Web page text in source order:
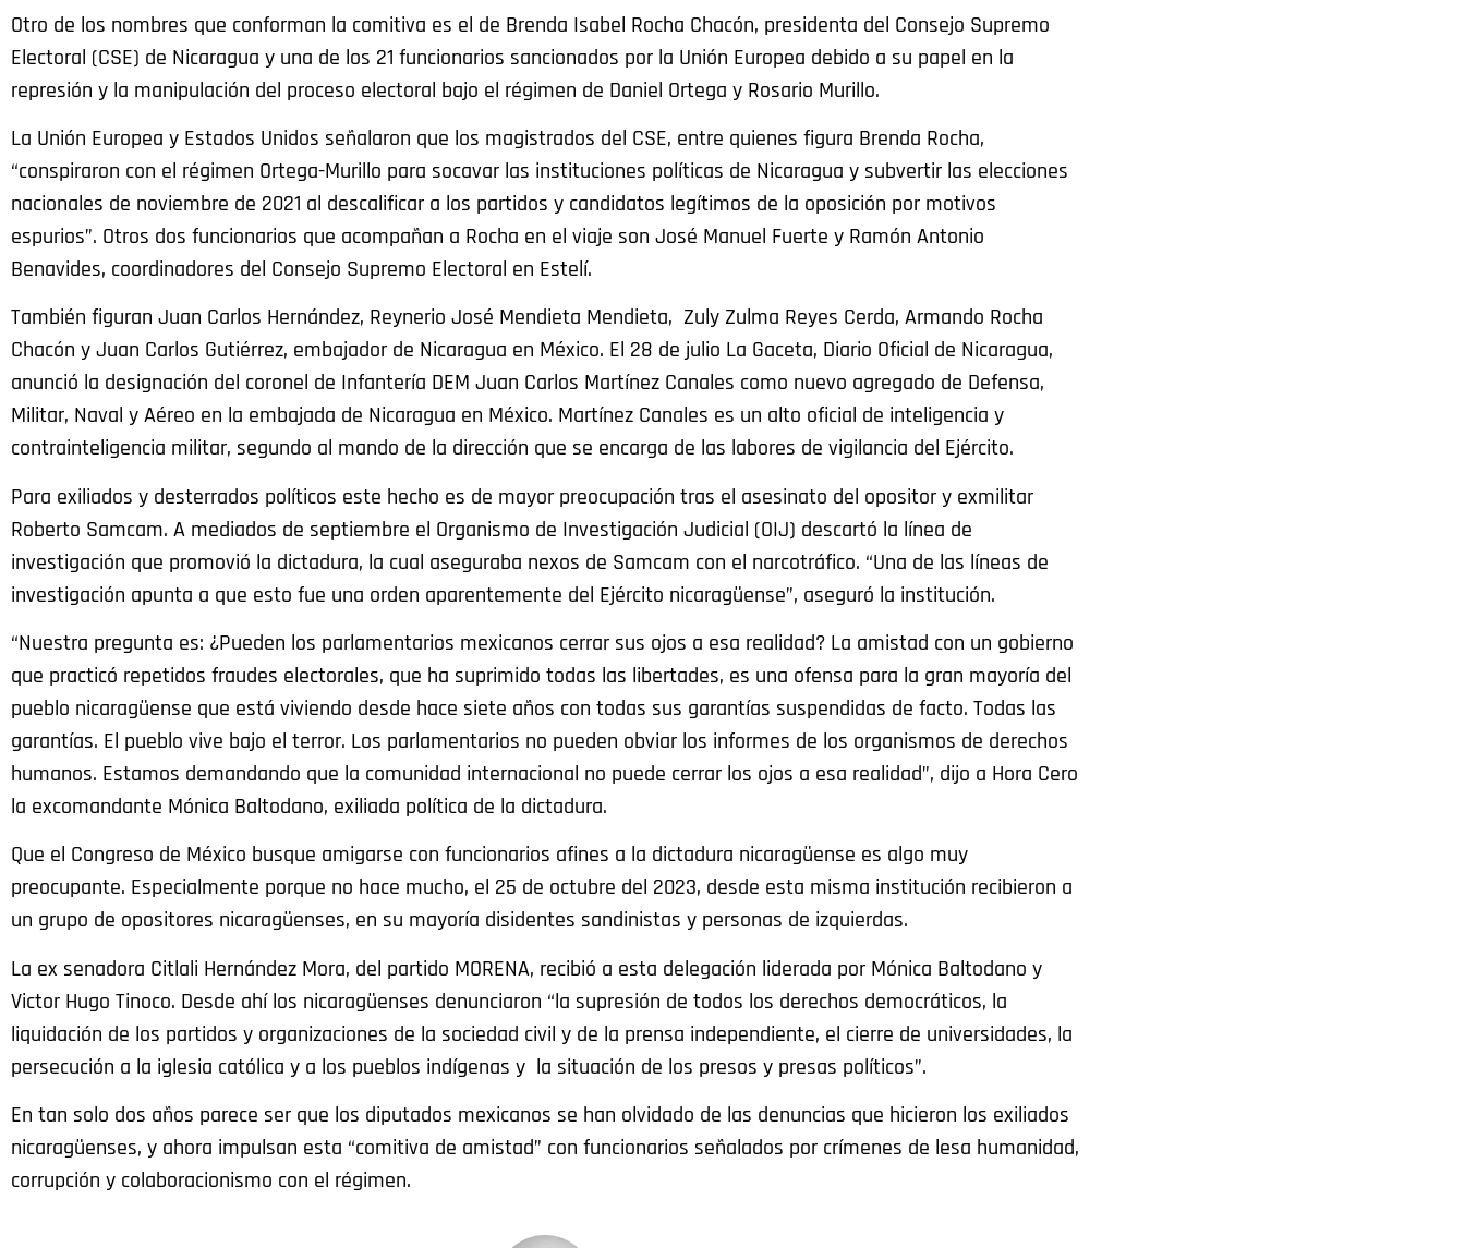
Otro de los nombres que conforman la comitiva es el de Brenda Isabel Rocha Chacón, presidenta del Consejo Supremo
Electoral (CSE) de Nicaragua y una de los 21 funcionarios sancionados por la Unión Europea debido a su papel en la
represión y la manipulación del proceso electoral bajo el régimen de Daniel Ortega y Rosario Murillo.
La Unión Europea y Estados Unidos señalaron que los magistrados del CSE, entre quienes figura Brenda Rocha,
“conspiraron con el régimen Ortega-Murillo para socavar las instituciones políticas de Nicaragua y subvertir las elecciones
nacionales de noviembre de 2021 al descalificar a los partidos y candidatos legítimos de la oposición por motivos
espurios”. Otros dos funcionarios que acompañan a Rocha en el viaje son José Manuel Fuerte y Ramón Antonio
Benavides, coordinadores del Consejo Supremo Electoral en Estelí.
También figuran Juan Carlos Hernández, Reynerio José Mendieta Mendieta, Zuly Zulma Reyes Cerda, Armando Rocha
Chacón y Juan Carlos Gutiérrez, embajador de Nicaragua en México. El 28 de julio La Gaceta, Diario Oficial de Nicaragua,
anunció la designación del coronel de Infantería DEM Juan Carlos Martínez Canales como nuevo agregado de Defensa,
Militar, Naval y Aéreo en la embajada de Nicaragua en México. Martínez Canales es un alto oficial de inteligencia y
contrainteligencia militar, segundo al mando de la dirección que se encarga de las labores de vigilancia del Ejército.
Para exiliados y desterrados políticos este hecho es de mayor preocupación tras el asesinato del opositor y exmilitar
Roberto Samcam. A mediados de septiembre el Organismo de Investigación Judicial (OIJ) descartó la línea de
investigación que promovió la dictadura, la cual aseguraba nexos de Samcam con el narcotráfico. “Una de las líneas de
investigación apunta a que esto fue una orden aparentemente del Ejército nicaragüense”, aseguró la institución.
“Nuestra pregunta es: ¿Pueden los parlamentarios mexicanos cerrar sus ojos a esa realidad? La amistad con un gobierno
que practicó repetidos fraudes electorales, que ha suprimido todas las libertades, es una ofensa para la gran mayoría del
pueblo nicaragüense que está viviendo desde hace siete años con todas sus garantías suspendidas de facto. Todas las
garantías. El pueblo vive bajo el terror. Los parlamentarios no pueden obviar los informes de los organismos de derechos
humanos. Estamos demandando que la comunidad internacional no puede cerrar los ojos a esa realidad”, dijo a Hora Cero
la excomandante Mónica Baltodano, exiliada política de la dictadura.
Que el Congreso de México busque amigarse con funcionarios afines a la dictadura nicaragüense es algo muy
preocupante. Especialmente porque no hace mucho, el 25 de octubre del 2023, desde esta misma institución recibieron a
un grupo de opositores nicaragüenses, en su mayoría disidentes sandinistas y personas de izquierdas.
La ex senadora Citlali Hernández Mora, del partido MORENA, recibió a esta delegación liderada por Mónica Baltodano y
Victor Hugo Tinoco. Desde ahí los nicaragüenses denunciaron “la supresión de todos los derechos democráticos, la
liquidación de los partidos y organizaciones de la sociedad civil y de la prensa independiente, el cierre de universidades, la
persecución a la iglesia católica y a los pueblos indígenas y la situación de los presos y presas políticos”.
En tan solo dos años parece ser que los diputados mexicanos se han olvidado de las denuncias que hicieron los exiliados
nicaragüenses, y ahora impulsan esta “comitiva de amistad” con funcionarios señalados por crímenes de lesa humanidad,
corrupción y colaboracionismo con el régimen.